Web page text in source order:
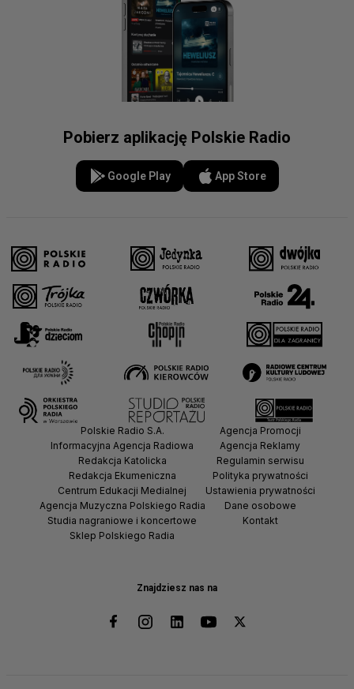
Pobierz aplikację Polskie Radio
Google Play App Store
Znajdziesz nas na
Polskie Radio S.A.
Informacyjna Agencja Radiowa
Redakcja Katolicka
Redakcja Ekumeniczna
Centrum Edukacji Medialnej
Agencja Muzyczna Polskiego Radia
Studia nagraniowe i koncertowe
Sklep Polskiego Radia
Agencja Promocji
Agencja Reklamy
Regulamin serwisu
Polityka prywatności
Ustawienia prywatności
Dane osobowe
Kontakt